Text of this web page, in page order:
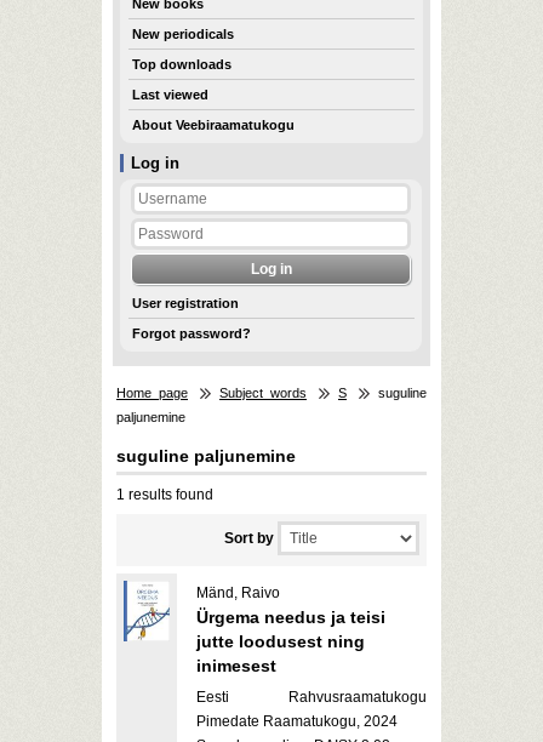
Log in
User registration
Forgot password?
New books
New periodicals
Top downloads
Last viewed
About Veebiraamatukogu
Home page Subject words S
suguline
paljunemine
suguline paljunemine
1 results found
Sort by
Mänd, Raivo
Ürgema needus ja teisi
jutte loodusest ning
inimesest
Eesti Rahvusraamatukogu
Pimedate Raamatukogu, 2024